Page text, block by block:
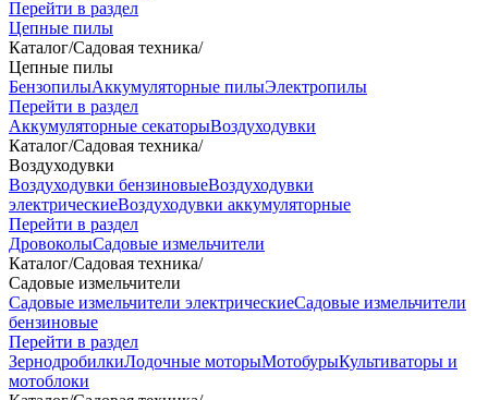
Перейти в раздел
Цепные пилы
Каталог/Садовая техника/
Цепные пилы
БензопилыАккумуляторные пилыЭлектропилы
Перейти в раздел
Аккумуляторные секаторыВоздуходувки
Каталог/Садовая техника/
Воздуходувки
Воздуходувки бензиновыеВоздуходувки
электрическиеВоздуходувки аккумуляторные
Перейти в раздел
ДровоколыСадовые измельчители
Каталог/Садовая техника/
Садовые измельчители
Садовые измельчители электрическиеСадовые измельчители
бензиновые
Перейти в раздел
ЗернодробилкиЛодочные моторыМотобурыКультиваторы и
мотоблоки